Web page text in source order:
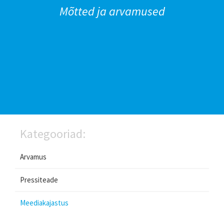
Mõtted ja arvamused
Kategooriad:
Arvamus
Pressiteade
Meediakajastus